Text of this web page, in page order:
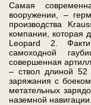
Самая
вооружении, –
производства
компании, которая
Leopard 2.
самоходной
совершенная
– ствол длиной 52
заряжания с
метательных
наземной навигации.